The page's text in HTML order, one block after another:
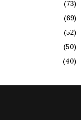
(73)
(69)
(52)
(50)
(40)